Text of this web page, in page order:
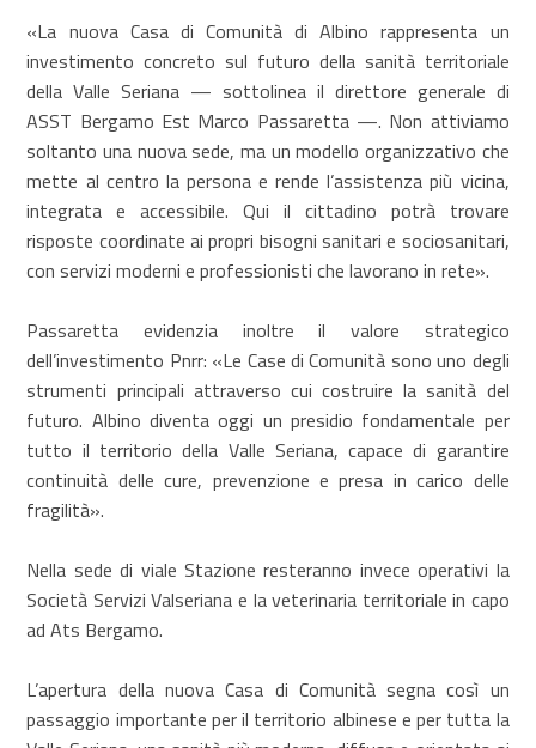
«La nuova Casa di Comunità di Albino rappresenta un
investimento concreto sul futuro della sanità territoriale
della Valle Seriana — sottolinea il direttore generale di
ASST Bergamo Est Marco Passaretta —. Non attiviamo
soltanto una nuova sede, ma un modello organizzativo che
mette al centro la persona e rende l’assistenza più vicina,
integrata e accessibile. Qui il cittadino potrà trovare
risposte coordinate ai propri bisogni sanitari e sociosanitari,
con servizi moderni e professionisti che lavorano in rete».
Passaretta evidenzia inoltre il valore strategico
dell’investimento Pnrr: «Le Case di Comunità sono uno degli
strumenti principali attraverso cui costruire la sanità del
futuro. Albino diventa oggi un presidio fondamentale per
tutto il territorio della Valle Seriana, capace di garantire
continuità delle cure, prevenzione e presa in carico delle
fragilità».
Nella sede di viale Stazione resteranno invece operativi la
Società Servizi Valseriana e la veterinaria territoriale in capo
ad Ats Bergamo.
L’apertura della nuova Casa di Comunità segna così un
passaggio importante per il territorio albinese e per tutta la